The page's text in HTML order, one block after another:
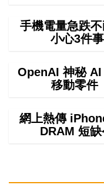
手機電量急跌
小心3件
OpenAI 神秘 AI
移動零件
網上熱傳
DRAM 短